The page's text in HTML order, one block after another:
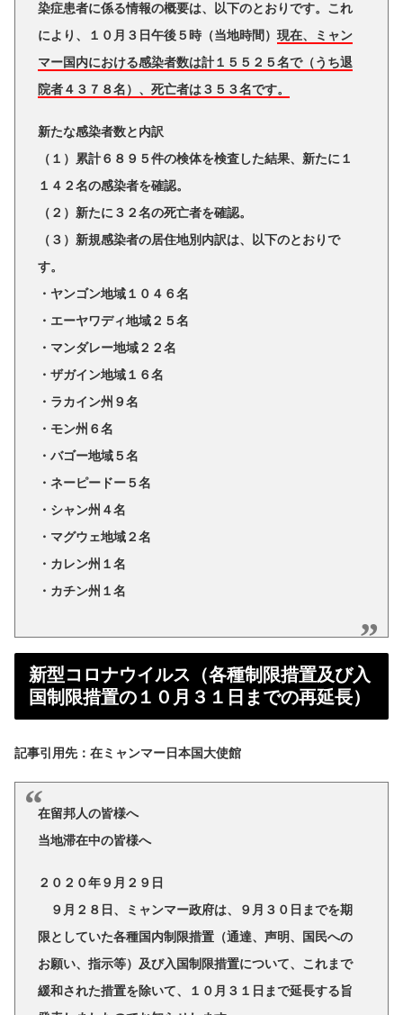
染症患者に係る情報の概要は、以下のとおりです。これ
により、１０月３日午後５時（当地時間）現在、ミャン
マー国内における感染者数は計１５５２５名で（うち退
院者４３７８名）、死亡者は３５３名です。
新たな感染者数と内訳
（１）累計６８９５件の検体を検査した結果、新たに１
１４２名の感染者を確認。
（２）新たに３２名の死亡者を確認。
（３）新規感染者の居住地別内訳は、以下のとおりで
す。
・ヤンゴン地域１０４６名
・エーヤワディ地域２５名
・マンダレー地域２２名
・ザガイン地域１６名
・ラカイン州９名
・モン州６名
・バゴー地域５名
・ネーピードー５名
・シャン州４名
・マグウェ地域２名
・カレン州１名
・カチン州１名
新型コロナウイルス（各種制限措置及び入
国制限措置の１０月３１日までの再延長）
記事引用先：在ミャンマー日本国大使館
在留邦人の皆様へ
当地滞在中の皆様へ
２０２０年９月２９日
９月２８日、ミャンマー政府は、９月３０日までを期
限としていた各種国内制限措置（通達、声明、国民への
お願い、指示等）及び入国制限措置について、これまで
緩和された措置を除いて、１０月３１日まで延長する旨